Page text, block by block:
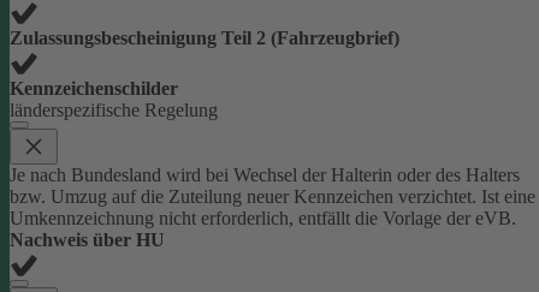
Zulassungsbescheinigung Teil 2 (Fahrzeugbrief)
Kennzeichenschilder
länderspezifische Regelung
Je nach Bundesland wird bei Wechsel der Halterin oder des Halters
bzw. Umzug auf die Zuteilung neuer Kennzeichen verzichtet. Ist eine
Umkennzeichnung nicht erforderlich, entfällt die Vorlage der eVB.
Nachweis über HU